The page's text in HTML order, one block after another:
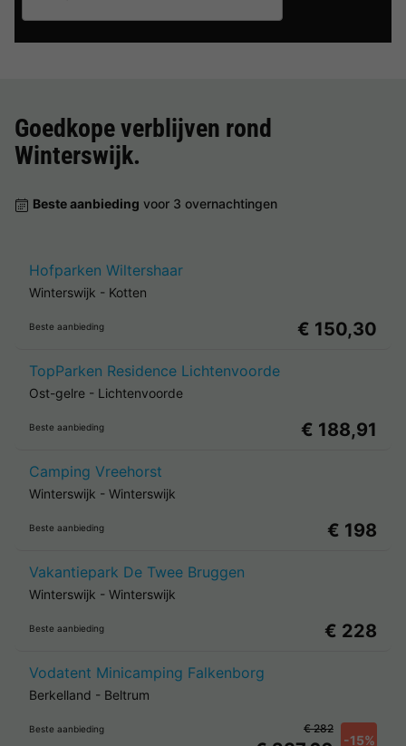
Goedkope verblijven rond
Winterswijk.
Beste aanbieding voor 3 overnachtingen
Hofparken Wiltershaar
Winterswijk - Kotten
Beste aanbieding € 150,30
TopParken Residence Lichtenvoorde
Ost-gelre - Lichtenvoorde
Beste aanbieding € 188,91
Camping Vreehorst
Winterswijk - Winterswijk
Beste aanbieding € 198
Vakantiepark De Twee Bruggen
Winterswijk - Winterswijk
Beste aanbieding € 228
Vodatent Minicamping Falkenborg
Berkelland - Beltrum
Beste aanbieding
-15%
€ 282